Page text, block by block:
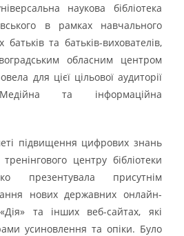
наукова бібліотека
в рамках навчального
та батьків-вихователів,
обласним центром
для цієї цільової аудиторії
та інформаційна
підвищення цифрових знань
центру бібліотеки
презентувала присутнім
нових державних онлайн-
та інших веб-сайтах, які
усиновлення та опіки. Було